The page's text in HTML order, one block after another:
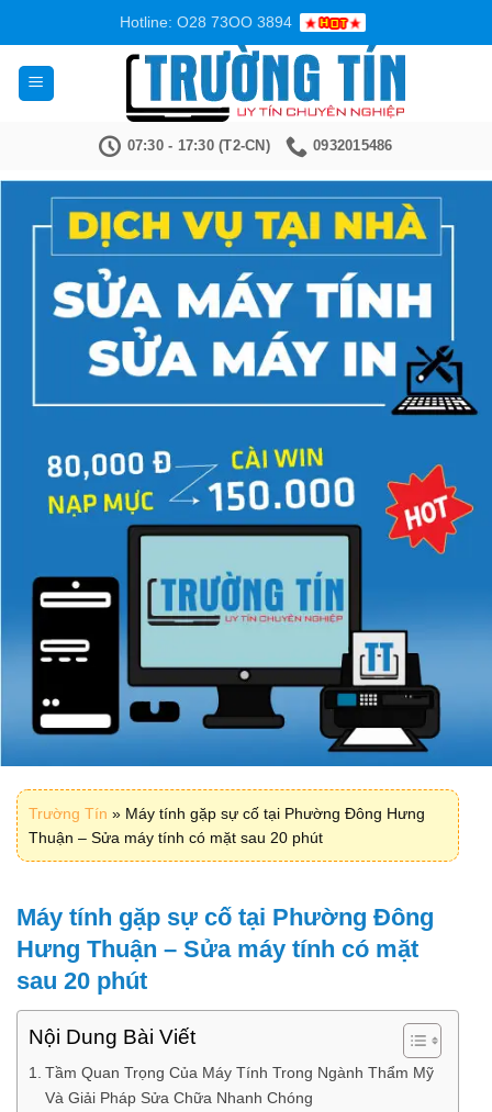
nội
dung
Hotline: O28 73OO 3894
07:30 - 17:30 (T2-CN) 0932015486
Trường Tín » Máy tính gặp sự cố tại Phường Đông Hưng
Thuận – Sửa máy tính có mặt sau 20 phút
Máy tính gặp sự cố tại Phường Đông
Hưng Thuận – Sửa máy tính có mặt
sau 20 phút
Nội Dung Bài Viết
Tầm Quan Trọng Của Máy Tính Trong Ngành Thẩm Mỹ
Và Giải Pháp Sửa Chữa Nhanh Chóng